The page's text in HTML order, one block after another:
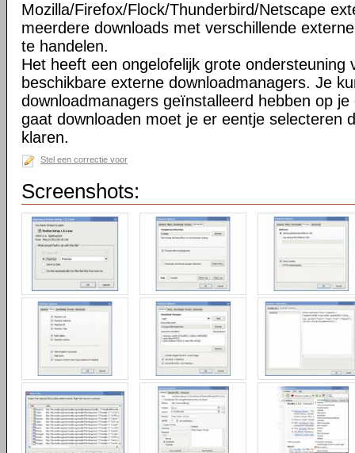
Mozilla/Firefox/Flock/Thunderbird/Netscape
meerdere downloads met verschillende
te handelen.
Het heeft een ongelofelijk grote ondersteuning
beschikbare externe downloadmanagers. Je
downloadmanagers geïnstalleerd hebben op
gaat downloaden moet je er eentje selecteren
klaren.
Stel een correctie voor
Screenshots: